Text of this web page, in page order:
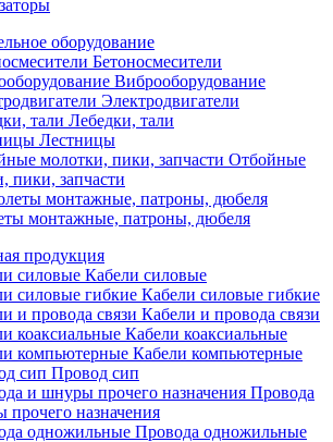
оборудование
Бетоносмесители
Виброоборудование
Электродвигатели
Лебедки, тали
Лестницы
Отбойные
пики, запчасти
монтажные, патроны, дюбеля
продукция
Кабели силовые
Кабели силовые гибкие
Кабели и провода связи
Кабели коаксиальные
Кабели компьютерные
Провод сип
Провода
назначения
Провода одножильные